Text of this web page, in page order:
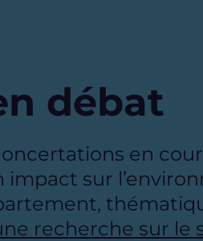
débat
en
impact sur
recherche sur le